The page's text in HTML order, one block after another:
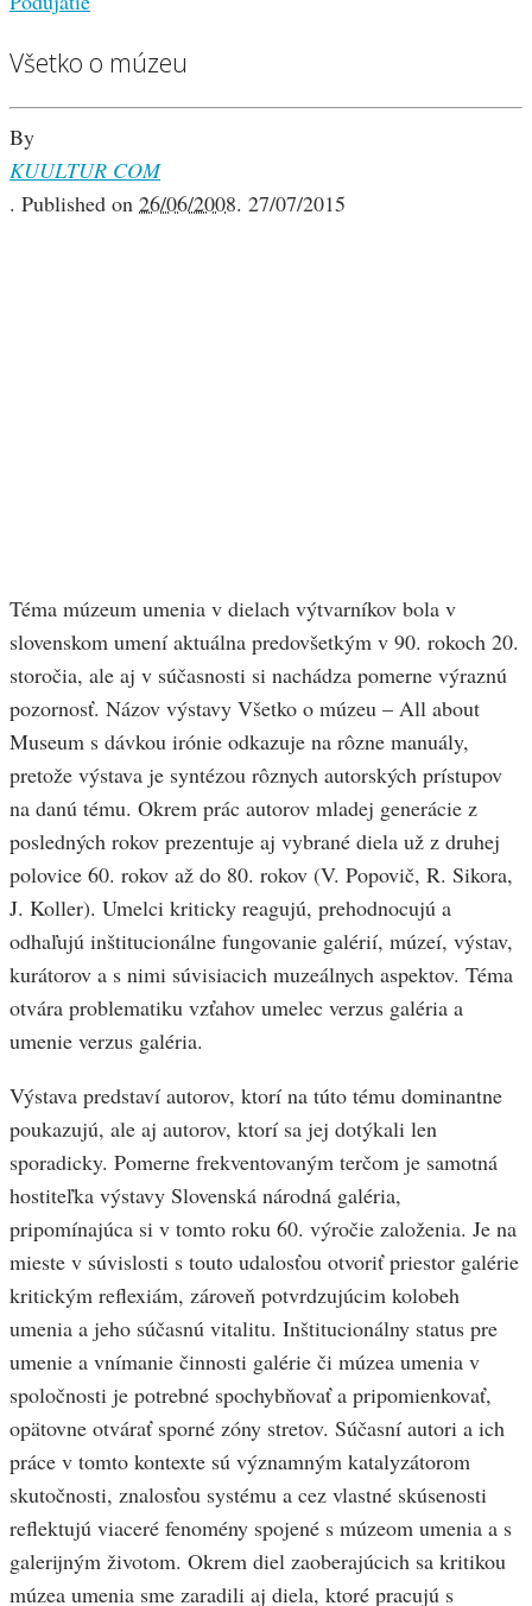
Všetko o múzeu
By
KUULTUR COM
. Published on 26/06/2008. 27/07/2015
Téma múzeum umenia v dielach výtvarníkov bola v
slovenskom umení aktuálna predovšetkým v 90. rokoch 20.
storočia, ale aj v súčasnosti si nachádza pomerne výraznú
pozornosť. Názov výstavy Všetko o múzeu – All about
Museum s dávkou irónie odkazuje na rôzne manuály,
pretože výstava je syntézou rôznych autorských prístupov
na danú tému. Okrem prác autorov mladej generácie z
posledných rokov prezentuje aj vybrané diela už z druhej
polovice 60. rokov až do 80. rokov (V. Popovič, R. Sikora,
J. Koller). Umelci kriticky reagujú, prehodnocujú a
odhaľujú inštitucionálne fungovanie galérií, múzeí, výstav,
kurátorov a s nimi súvisiacich muzeálnych aspektov. Téma
otvára problematiku vzťahov umelec verzus galéria a
umenie verzus galéria.
Výstava predstaví autorov, ktorí na túto tému dominantne
poukazujú, ale aj autorov, ktorí sa jej dotýkali len
sporadicky. Pomerne frekventovaným terčom je samotná
hostiteľka výstavy Slovenská národná galéria,
pripomínajúca si v tomto roku 60. výročie založenia. Je na
mieste v súvislosti s touto udalosťou otvoriť priestor galérie
kritickým reflexiám, zároveň potvrdzujúcim kolobeh
umenia a jeho súčasnú vitalitu. Inštitucionálny status pre
umenie a vnímanie činnosti galérie či múzea umenia v
spoločnosti je potrebné spochybňovať a pripomienkovať,
opätovne otvárať sporné zóny stretov. Súčasní autori a ich
práce v tomto kontexte sú významným katalyzátorom
skutočnosti, znalosťou systému a cez vlastné skúsenosti
reflektujú viaceré fenomény spojené s múzeom umenia a s
galerijným životom. Okrem diel zaoberajúcich sa kritikou
múzea umenia sme zaradili aj diela, ktoré pracujú s